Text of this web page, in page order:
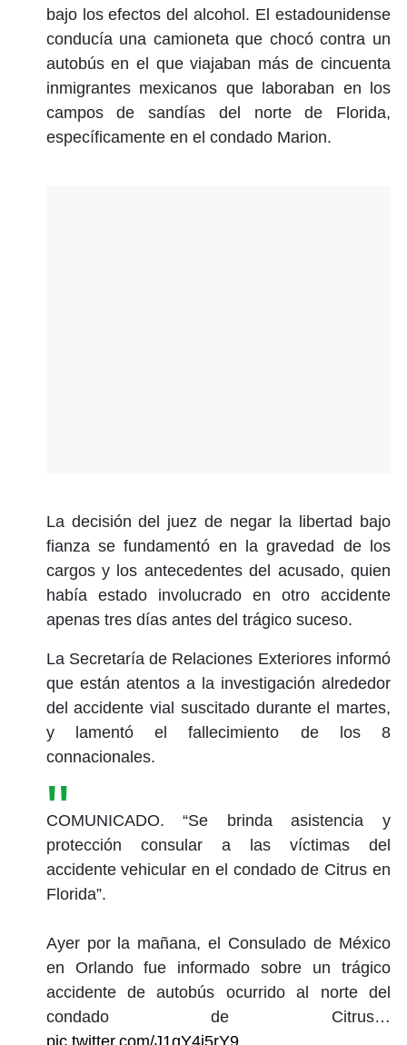
bajo los efectos del alcohol. El estadounidense
conducía una camioneta que chocó contra un
autobús en el que viajaban más de cincuenta
inmigrantes mexicanos que laboraban en los
campos de sandías del norte de Florida,
específicamente en el condado Marion.
La decisión del juez de negar la libertad bajo
fianza se fundamentó en la gravedad de los
cargos y los antecedentes del acusado, quien
había estado involucrado en otro accidente
apenas tres días antes del trágico suceso.
La Secretaría de Relaciones Exteriores informó
que están atentos a la investigación alrededor
del accidente vial suscitado durante el martes,
y lamentó el fallecimiento de los 8
connacionales.
COMUNICADO. “Se brinda asistencia y
protección consular a las víctimas del
accidente vehicular en el condado de Citrus en
Florida”.
Ayer por la mañana, el Consulado de México
en Orlando fue informado sobre un trágico
accidente de autobús ocurrido al norte del
condado de Citrus…
pic.twitter.com/J1qY4j5rY9